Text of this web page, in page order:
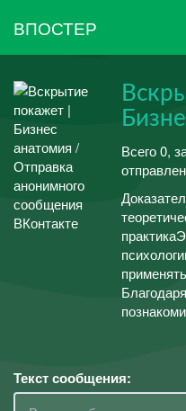
ВПОСТЕР
Всего 0,
Текст сообщения: